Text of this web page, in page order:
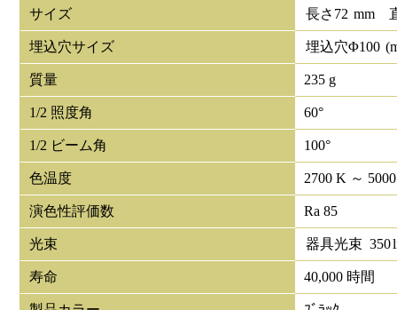
サイズ 長さ 72 mm
埋込穴サイズ 埋込穴Φ100
質量 235 g
1/2 照度角 60°
1/2 ビーム角 100°
色温度 2700 K ～
演色性評価数 Ra 85
光束 器具光束 350
寿命 40,000 時間